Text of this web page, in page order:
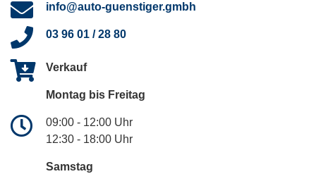
info@auto-guenstiger.gmbh
03 96 01 / 28 80
Verkauf
Montag bis Freitag
09:00 - 12:00 Uhr
12:30 - 18:00 Uhr
Samstag